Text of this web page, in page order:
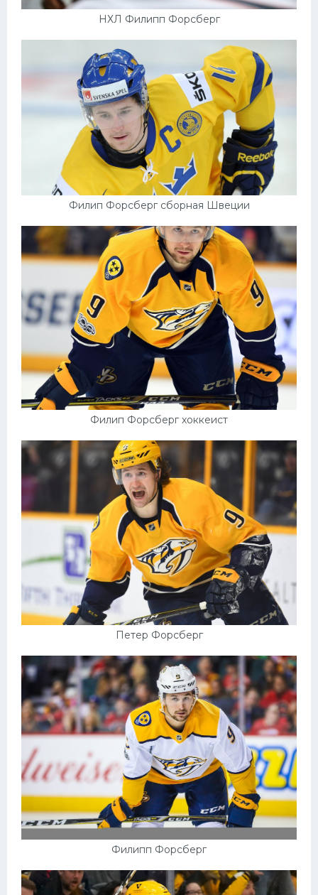
НХЛ Филипп Форсберг
Филип Форсберг сборная Швеции
Филип Форсберг хоккеист
Петер Форсберг
Филипп Форсберг